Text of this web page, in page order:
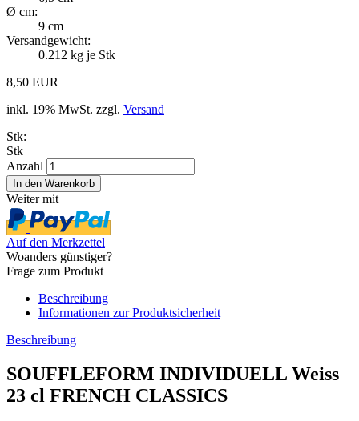
Ø cm:
9 cm
Versandgewicht:
0.212 kg je Stk
8,50 EUR
inkl. 19% MwSt. zzgl. Versand
Stk:
Stk
Anzahl
Weiter mit
Auf den Merkzettel
Woanders günstiger?
Frage zum Produkt
Beschreibung
Informationen zur Produktsicherheit
Beschreibung
SOUFFLEFORM INDIVIDUELL Weiss
23 cl FRENCH CLASSICS